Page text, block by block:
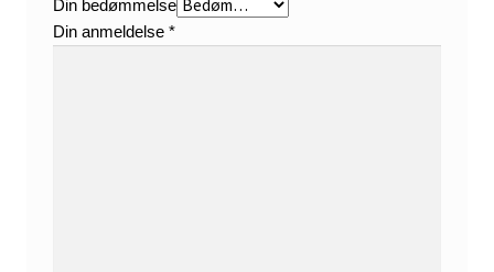
Din bedømmelse
Din anmeldelse*